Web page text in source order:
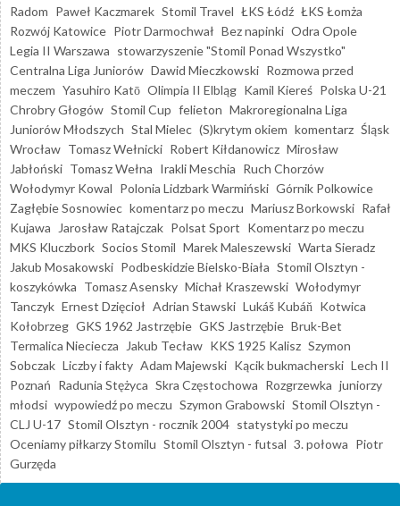
Radom Paweł Kaczmarek Stomil Travel ŁKS Łódź ŁKS Łomża
Rozwój Katowice Piotr Darmochwał Bez napinki Odra Opole
Legia II Warszawa stowarzyszenie "Stomil Ponad Wszystko"
Centralna Liga Juniorów Dawid Mieczkowski Rozmowa przed
meczem Yasuhiro Katō Olimpia II Elbląg Kamil Kiereś Polska U-21
Chrobry Głogów Stomil Cup felieton Makroregionalna Liga
Juniorów Młodszych Stal Mielec (S)krytym okiem komentarz Śląsk
Wrocław Tomasz Wełnicki Robert Kiłdanowicz Mirosław
Jabłoński Tomasz Wełna Irakli Meschia Ruch Chorzów
Wołodymyr Kowal Polonia Lidzbark Warmiński Górnik Polkowice
Zagłębie Sosnowiec komentarz po meczu Mariusz Borkowski Rafał
Kujawa
Jarosław Ratajczak Polsat Sport Komentarz po meczu
MKS Kluczbork Socios Stomil Marek Maleszewski Warta Sieradz
Jakub Mosakowski Podbeskidzie Bielsko-Biała Stomil Olsztyn -
koszykówka Tomasz Asensky Michał Kraszewski Wołodymyr
Tanczyk Ernest Dzięcioł Adrian Stawski Lukáš Kubáň Kotwica
Kołobrzeg GKS 1962 Jastrzębie GKS Jastrzębie Bruk-Bet
Termalica Nieciecza
Jakub Tecław KKS 1925 Kalisz Szymon
Sobczak Liczby i fakty Adam Majewski Kącik bukmacherski Lech II
Poznań Radunia Stężyca Skra Częstochowa Rozgrzewka juniorzy
młodsi wypowiedź po meczu Szymon Grabowski Stomil Olsztyn -
CLJ U-17 Stomil Olsztyn - rocznik 2004 statystyki po meczu
Oceniamy piłkarzy Stomilu Stomil Olsztyn - futsal 3. połowa Piotr
Gurzęda